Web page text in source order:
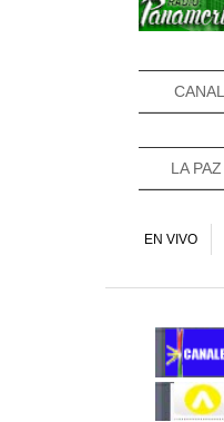
LA PAZ
EN VIVO